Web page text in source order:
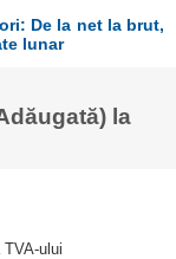
De la net la brut,
lunar
la
ului